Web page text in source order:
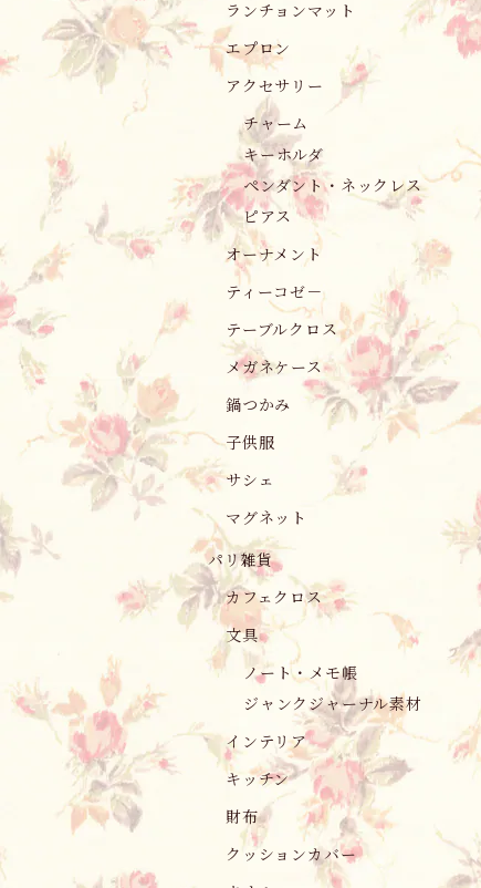
ランチョンマット
エプロン
アクセサリー
チャーム
キーホルダ
ペンダント・ネックレス
ピアス
オーナメント
ティーコゼ－
テーブルクロス
メガネケース
鍋つかみ
子供服
サシェ
マグネット
パリ雑貨
カフェクロス
文具
ノート・メモ帳
ジャンクジャーナル素材
インテリア
キッチン
財布
クッションカバー